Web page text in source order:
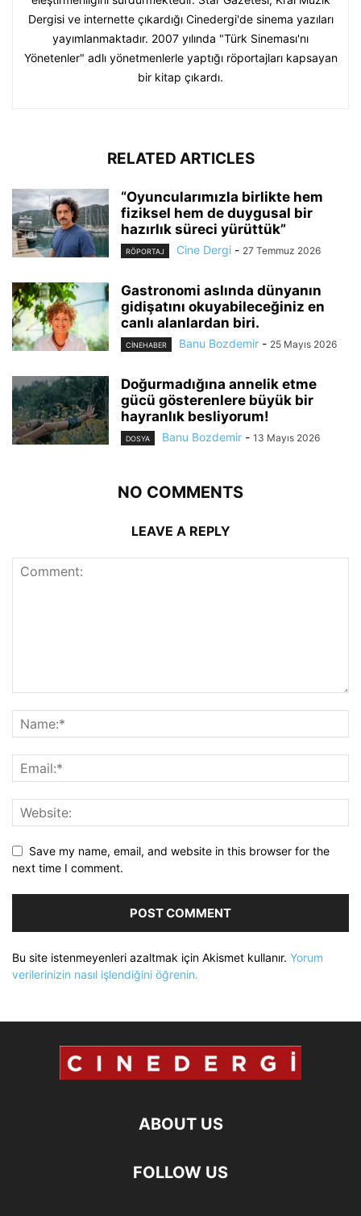
Dergisi ve internette çıkardığı Cinedergi'de sinema yazıları
yayımlanmaktadır. 2007 yılında "Türk Sineması'nı
Yönetenler" adlı yönetmenlerle yaptığı röportajları kapsayan
bir kitap çıkardı.
RELATED ARTICLES
“Oyuncularımızla birlikte hem
fiziksel hem de duygusal bir
hazırlık süreci yürüttük”
RÖPORTAJ Cine Dergi - 27 Temmuz 2026
Gastronomi aslında dünyanın
gidişatını okuyabileceğiniz en
canlı alanlardan biri.
CINEHABER Banu Bozdemir - 25 Mayıs 2026
Doğurmadığına annelik etme
gücü gösterenlere büyük bir
hayranlık besliyorum!
DOSYA Banu Bozdemir - 13 Mayıs 2026
NO COMMENTS
LEAVE A REPLY
Save my name, email, and website in this browser for the
next time I comment.
Bu site istenmeyenleri azaltmak için Akismet kullanır. Yorum
verilerinizin nasıl işlendiğini öğrenin.
ABOUT US
FOLLOW US